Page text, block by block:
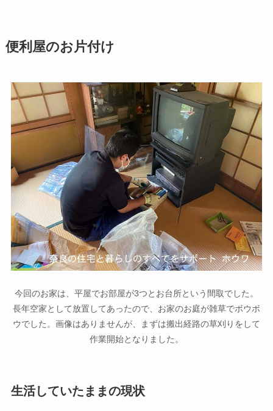
便利屋のお片付け
今回のお家は、平屋でお部屋が3つとお台所という間取でした。
長年空家として放置してあったので、お家のお庭が雑草でボウボ
ウでした。画像はありませんが、まずは搬出経路の草刈りをして
作業開始となりました。
生活していたままの現状